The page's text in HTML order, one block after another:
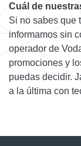
Cuál de
Si no sabes que
informamos sin
operador de
promociones y
puedas decidir.
a la última con